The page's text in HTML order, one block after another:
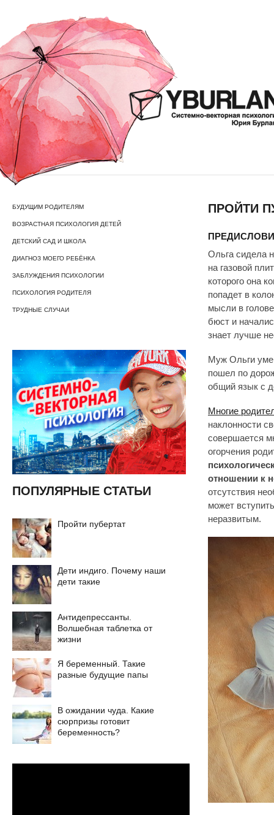
БУДУЩИМ РОДИТЕЛЯМ
ВОЗРАСТНАЯ ПСИХОЛОГИЯ ДЕТЕЙ
ДЕТСКИЙ САД И ШКОЛА
ДИАГНОЗ МОЕГО РЕБЁНКА
ЗАБЛУЖДЕНИЯ ПСИХОЛОГИИ
ПСИХОЛОГИЯ РОДИТЕЛЯ
ТРУДНЫЕ СЛУЧАИ
ПОПУЛЯРНЫЕ СТАТЬИ
Пройти пубертат
Дети индиго. Почему наши
дети такие
Антидепрессанты.
Волшебная таблетка от
жизни
Я беременный. Такие
разные будущие папы
В ожидании чуда. Какие
сюрпризы готовит
беременность?
ПРОЙТИ
Ольга сидела
на газовой
которого она
попадет в
мысли в
бюст и
знает лучше
Муж Ольги
пошел по
общий язык с
Многие
наклонности
совершается
огорчения
отношении к
отсутствия
может
неразвитым.